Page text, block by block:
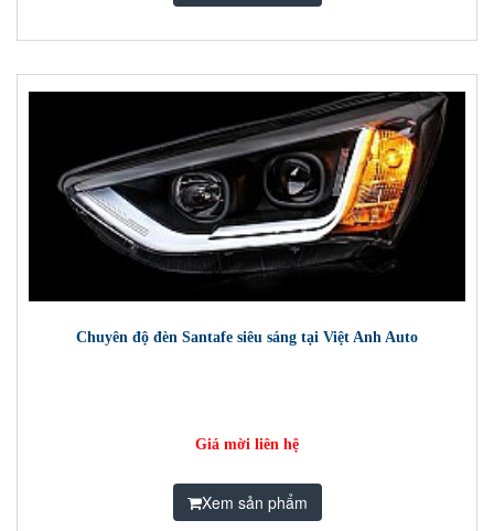
Chuyên độ đèn Santafe siêu sáng tại Việt Anh Auto
Giá mời liên hệ
Xem sản phẩm